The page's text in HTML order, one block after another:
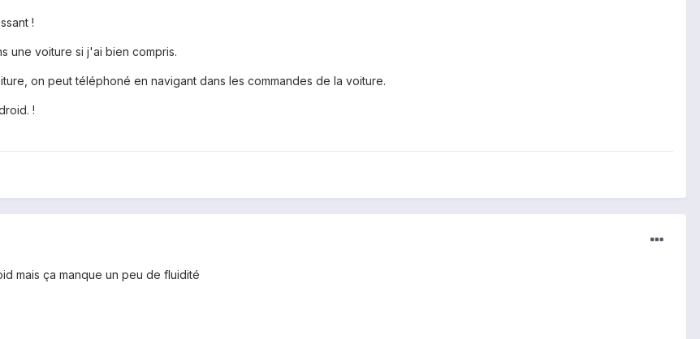
!
une voiture si j'ai bien compris.
on peut téléphoné en navigant dans les commandes de la voiture.
!
mais ça manque un peu de fluidité